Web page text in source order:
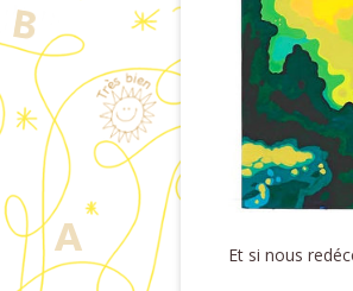
Et si nous